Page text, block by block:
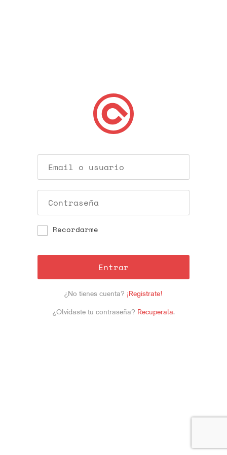
Recordarme
Entrar
¿No tienes cuenta? ¡Registrate!
¿Olvidaste tu contraseña? Recuperala.